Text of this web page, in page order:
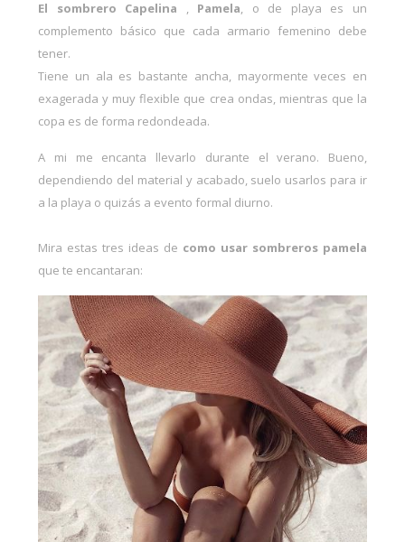
El sombrero Capelina Pamela , o de playa es un
complemento básico que cada armario femenino debe
tener.
Tiene un ala es bastante ancha, mayormente veces en
exagerada y muy flexible que crea ondas, mientras que la
copa es de forma redondeada.
A mi me encanta llevarlo durante el verano. Bueno,
dependiendo del material y acabado, suelo usarlos para ir
a la playa o quizás a evento formal diurno.
Mira estas tres ideas de como usar sombreros pamela
que te encantaran: